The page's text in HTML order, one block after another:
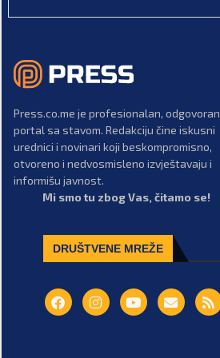
Press.co.me je profesionalan, odgovoran
portal sa stavom. Redakciju čine iskusni
urednici i novinari koji beskompromisno,
otvoreno i nedvosmisleno izvještavaju i
informišu javnost.
Mi smo tu zbog Vas, čitamo se!
DRUŠTVENE MREŽE